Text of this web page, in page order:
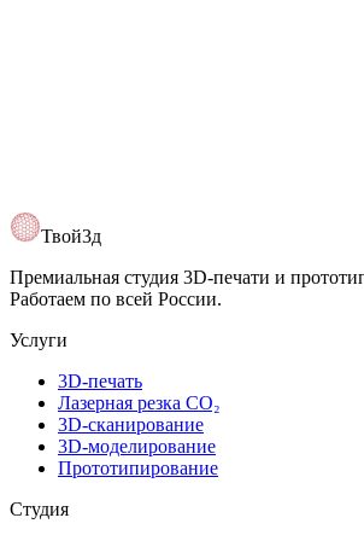
Открыть карту
Твой3д
Премиальная студия 3D-печати и
Работаем по всей России.
Услуги
3D-печать
Лазерная резка CO₂
3D-сканирование
3D-моделирование
Прототипирование
Студия